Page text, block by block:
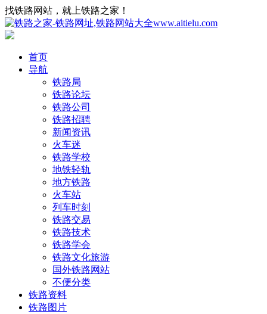
找铁路网站，就上铁路之家！
首页
导航
铁路局
铁路论坛
铁路公司
铁路招聘
新闻资讯
火车迷
铁路学校
地铁轻轨
地方铁路
火车站
列车时刻
铁路交易
铁路技术
铁路学会
铁路文化旅游
国外铁路网站
不便分类
铁路资料
铁路图片